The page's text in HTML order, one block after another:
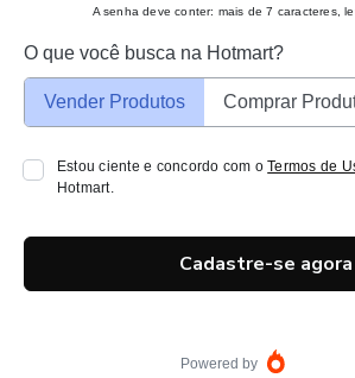
A senha deve conter: mais de 7 caracteres,
O que você busca na Hotmart?
Vender Produtos Comprar
Estou ciente e concordo com oTermos de
Hotmart.
Cadastre-se agora
Powered by